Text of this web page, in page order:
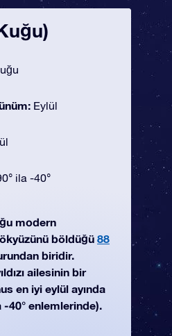
Eylül
ila -40°
modern
böldüğü 88
biridir.
ailesinin bir
en iyi eylül ayında
-40° enlemlerinde).